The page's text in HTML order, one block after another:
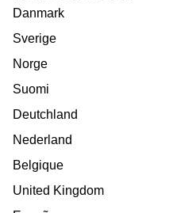
Danmark
Sverige
Norge
Suomi
Deutchland
Nederland
Belgique
United Kingdom